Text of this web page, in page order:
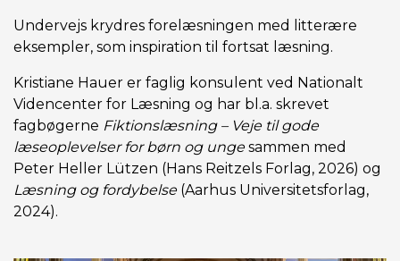
Undervejs krydres forelæsningen med litterære
eksempler, som inspiration til fortsat læsning.
Kristiane Hauer er faglig konsulent ved Nationalt
Videncenter for Læsning og har bl.a. skrevet
fagbøgerne Fiktionslæsning – Veje til gode
læseoplevelser for børn og ungesammen med
Peter Heller Lützen (Hans Reitzels Forlag, 2026) og
Læsning og fordybelse (Aarhus Universitetsforlag,
2024).